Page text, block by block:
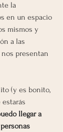
la
en un espacio
mismos y
a las
presentan
(y es bonito,
llegar a